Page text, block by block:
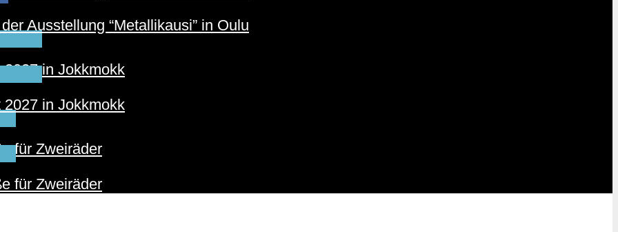
in Jokkmokk
für Zweiräder
Ausstellung “Metallikausi” in Oulu
in Jokkmokk
für Zweiräder